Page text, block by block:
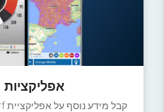
אפליקציות
קבל מידע נוסף על אפליקציית nPerf ב-Android וב-iOS